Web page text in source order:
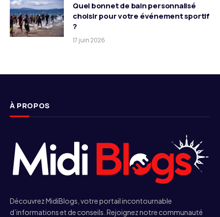
Quel bonnet de bain personnalisé
choisir pour votre événement sportif
?
17 juin 2026
À PROPOS
Découvrez MidiBlogs, votre portail incontournable
d’informations et de conseils. Rejoignez notre communauté